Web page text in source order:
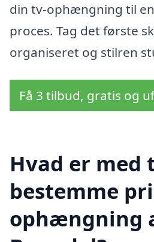
din tv-ophængning til
proces. Tag det første
organiseret og stilren
Få 3 tilbud, gratis og
Hvad er med
bestemme
ophængning